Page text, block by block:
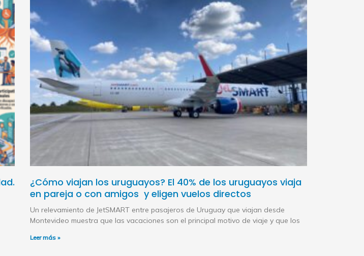
¿Cómo viajan los uruguayos? El 40% de los uruguayos viaja
en pareja o con amigos y eligen vuelos directos
Un relevamiento de JetSMART entre pasajeros de Uruguay que viajan desde
Montevideo muestra que las vacaciones son el principal motivo de viaje y que los
Leer más »